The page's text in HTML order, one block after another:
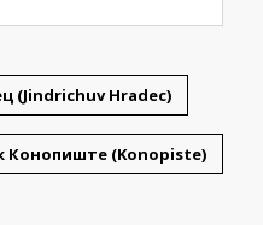
(Jindrichuv Hradec)
Конопиште (Konopiste)